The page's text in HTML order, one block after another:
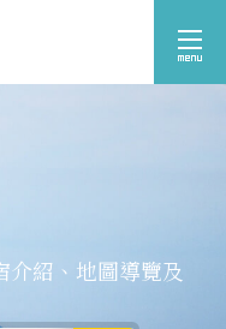
紹、地圖導覽及